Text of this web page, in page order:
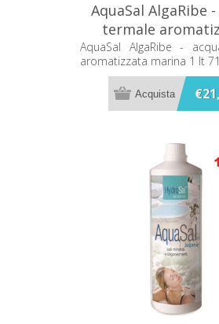
AquaSal AlgaRibe
termale
marina 1 lt
AquaSal AlgaRibe -
aromatizzata marina 1 lt